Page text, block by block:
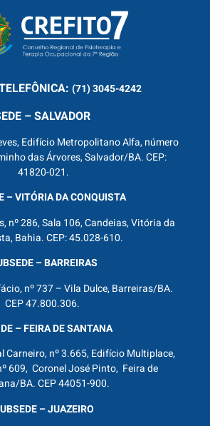
(71) 3045-4242
– SALVADOR
Edifício Metropolitano Alfa, número
das Árvores, Salvador/BA. CEP:
41820-021.
– VITÓRIA DA CONQUISTA
nº 286, Sala 106, Candeias, Vitória da
Bahia. CEP: 45.028-610.
– BARREIRAS
nº 737 – Vila Dulce, Barreiras/BA.
CEP 47.800.306.
– FEIRA DE SANTANA
Carneiro, nº 3.665, Edifício Multiplace,
609, Coronel José Pinto, Feira de
BA. CEP 44051-900.
– JUAZEIRO